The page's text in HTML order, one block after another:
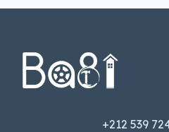
+212 539